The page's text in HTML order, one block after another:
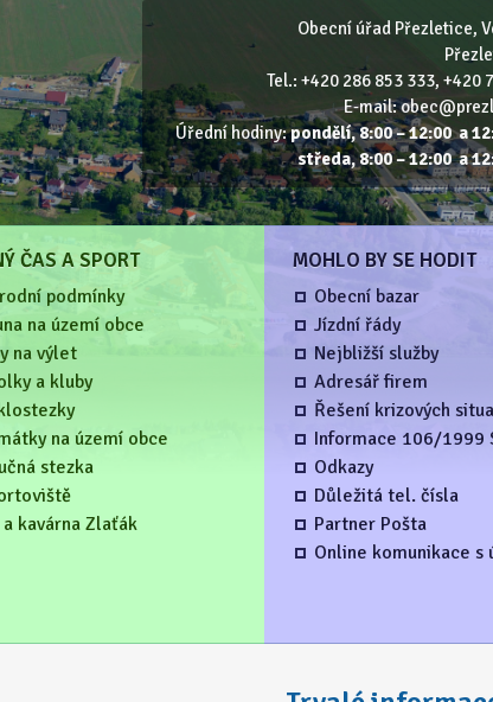
Obecní úřad Přezletice,
Tel.: +420 286 853 333, +420
E‑mail:
Úřední hodiny:pondělí, 8:00 – 12:00 a
středa, 8:00 – 12:00 a
ČAS A SPORT
podmínky
na území obce
na výlet
a kluby
na území obce
stezka
a kavárna Zlaťák
MOHLO BY SE HODIT
Obecní bazar
Jízdní řády
Nejbližší služby
Adresář firem
Řešení krizových
Informace 106/1999
Odkazy
Důležitá tel. čísla
Partner Pošta
Online komunikace s